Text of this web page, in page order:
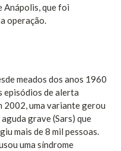
Anápolis, que foi
operação.
meados dos anos 1960
episódios de alerta
2002, uma variante gerou
grave (Sars) que
mais de 8 mil pessoas.
uma síndrome